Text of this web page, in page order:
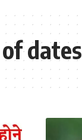
dates